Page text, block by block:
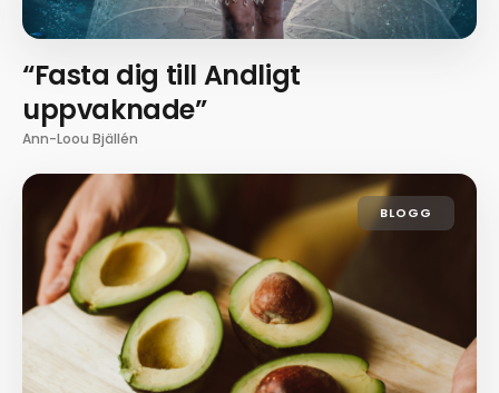
“Fasta dig till Andligt
uppvaknade”
Ann-Loou Bjällén
BLOGG